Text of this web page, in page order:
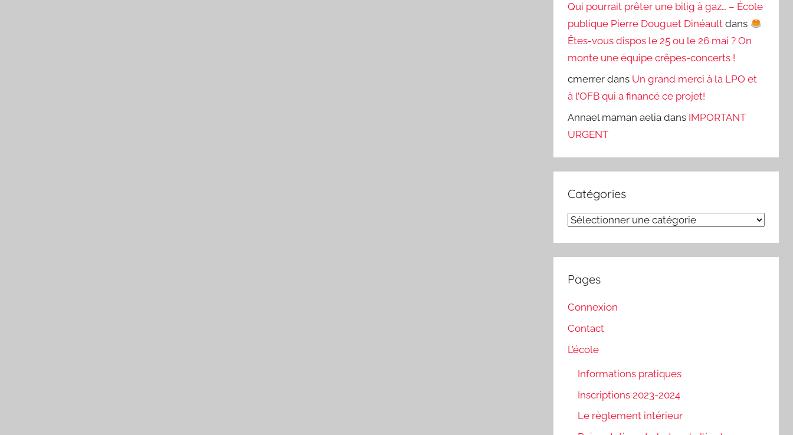
Qui pourrait prêter une bilig à gaz… – École
publique Pierre Douguet Dinéault dans
Êtes-vous dispos le 25 ou le 26 mai ? On
monte une équipe crêpes-concerts !
cmerrer dans Un grand merci à la LPO et
à l’OFB qui a financé ce projet!
Annael maman aelia dans IMPORTANT
URGENT
Catégories
Catégories
Pages
Connexion
Contact
L’école
Informations pratiques
Inscriptions 2023-2024
Le règlement intérieur